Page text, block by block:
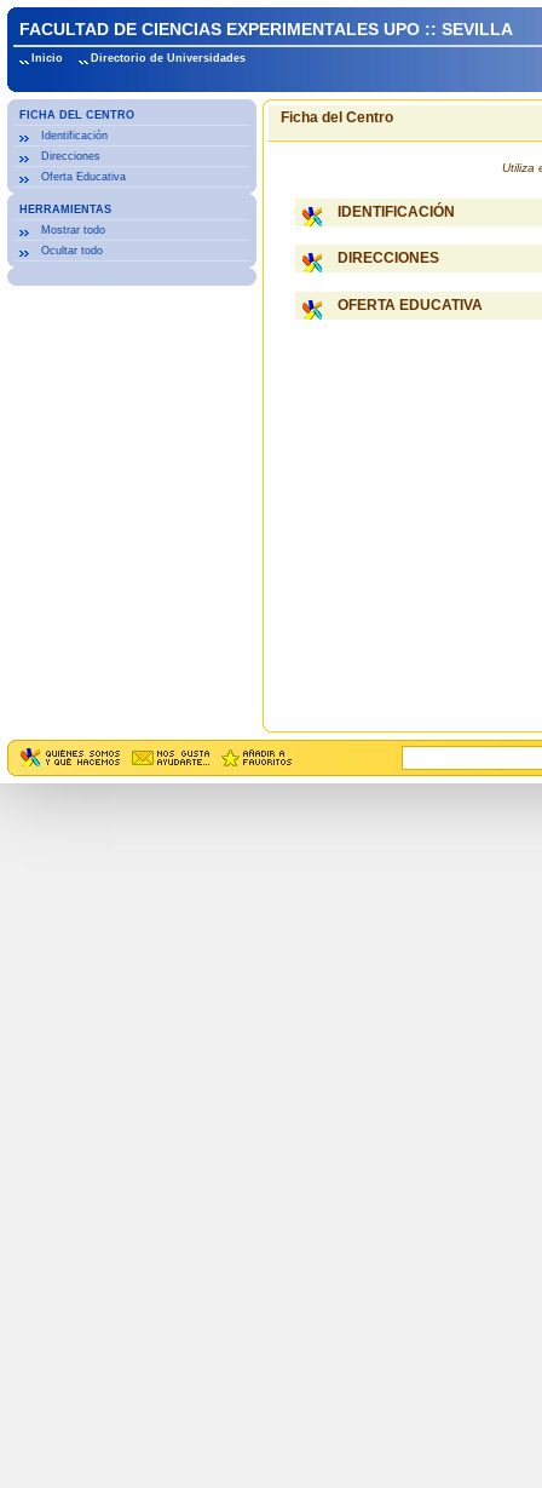
FACULTAD DE CIENCIAS EXPERIMENTALES UPO :: SEVILLA
Inicio Directorio de Universidades
FICHA DEL CENTRO
Identificación
Direcciones
Oferta Educativa
HERRAMIENTAS
Mostrar todo
Ocultar todo
Ficha del Centro
Utiliza
IDENTIFICACIÓN
DIRECCIONES
OFERTA EDUCATIVA